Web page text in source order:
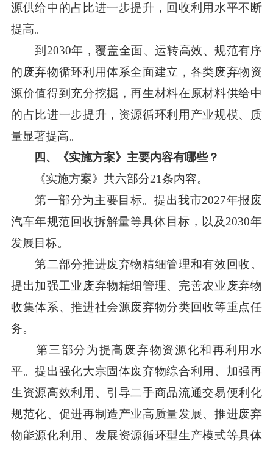
源供给中的占比进一步提升，回收利用水平不断
提高。
到2030年，覆盖全面、运转高效、规范有序
的废弃物循环利用体系全面建立，各类废弃物资
源价值得到充分挖掘，再生材料在原材料供给中
的占比进一步提升，资源循环利用产业规模、质
量显著提高。
四、《实施方案》主要内容有哪些？
《实施方案》共六部分21条内容。
第一部分为主要目标。提出我市2027年报废
汽车年规范回收拆解量等具体目标，以及2030年
发展目标。
第二部分推进废弃物精细管理和有效回收。
提出加强工业废弃物精细管理、完善农业废弃物
收集体系、推进社会源废弃物分类回收等重点任
务。
第三部分为提高废弃物资源化和再利用水
平。提出强化大宗固体废弃物综合利用、加强再
生资源高效利用、引导二手商品流通交易便利化
规范化、促进再制造产业高质量发展、推进废弃
物能源化利用、发展资源循环型生产模式等具体